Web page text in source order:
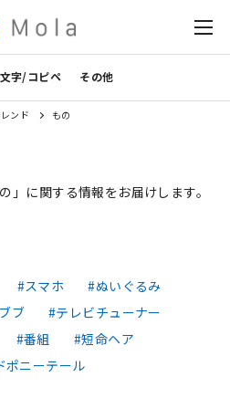
字/コピペ その他
レンド もの
」に関する情報をお届けします。
スマホ
ぬいぐるみ
ブ
テレビチューナー
番組
短命ヘア
ポニーテール